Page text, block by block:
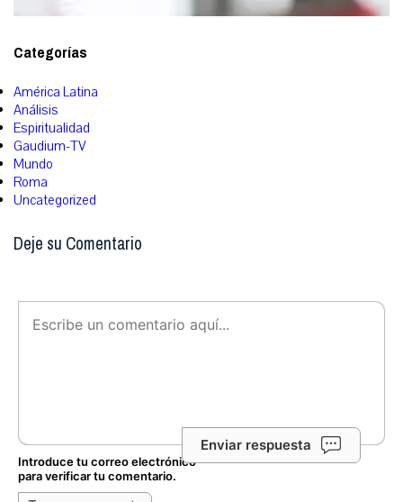
Categorías
América Latina
Análisis
Espiritualidad
Gaudium-TV
Mundo
Roma
Uncategorized
Deje su Comentario
Enviar respuesta
Introduce tu correo electrónico
para verificar tu comentario.